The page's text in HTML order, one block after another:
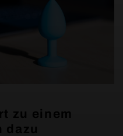
zu einem
dazu